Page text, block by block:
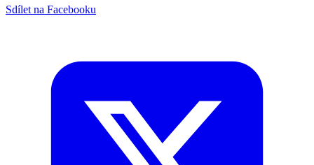
Sdílet na Facebooku